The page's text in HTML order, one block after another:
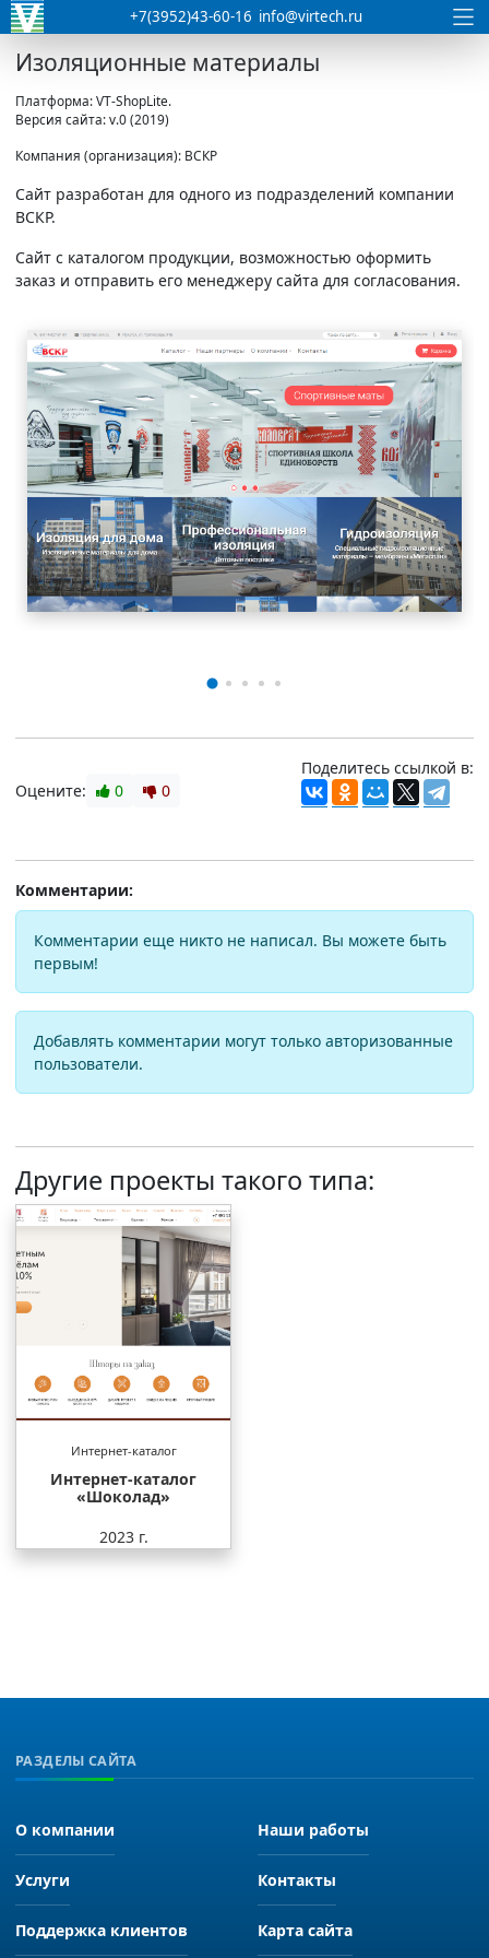
+7(3952)43-60-16 info@virtech.ru
Изоляционные материалы
Платформа: VT-ShopLite.
Версия сайта: v.0 (2019)
Компания (организация): ВСКР
Сайт разработан для одного из подразделений компании
ВСКР.
Сайт с каталогом продукции, возможностью оформить
заказ и отправить его менеджеру сайта для согласования.
Оцените: 0 0
Поделитесь ссылкой в:
Комментарии:
Комментарии еще никто не написал. Вы можете быть
первым!
Добавлять комментарии могут только авторизованные
пользователи.
Другие проекты такого типа:
Интернет-каталог
Интернет-каталог
«Шоколад»
2023 г.
РАЗДЕЛЫ САЙТА
О компании Наши работы
Услуги Контакты
Поддержка клиентов Карта сайта